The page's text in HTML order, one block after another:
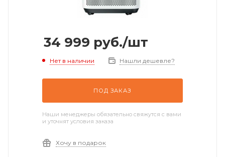
34 999 руб./шт
Нет в наличии Нашли дешевле?
ПОД ЗАКАЗ
Наши менеджеры обязательно свяжутся с вами
и уточнят условия заказа
Хочу в подарок